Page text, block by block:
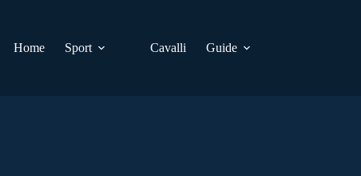
Home
Sport Cavalli Guide